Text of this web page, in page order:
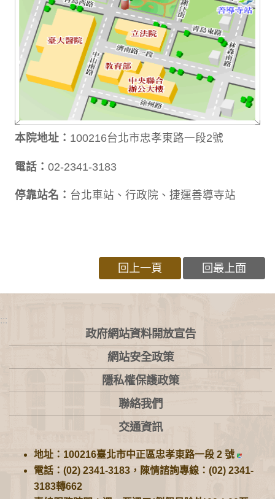
本院地址： 100216台北市忠孝東路一段2號
電話： 02-2341-3183
停靠站名： 台北車站、行政院、捷運善導寺站
回上一頁 回最上面
:::
政府網站資料開放宣告
網站安全政策
隱私權保護政策
聯絡我們
交通資訊
地址：100216臺北市中正區忠孝東路一段 2 號
電話：(02) 2341-3183，陳情諮詢專線：(02) 2341-
3183轉662